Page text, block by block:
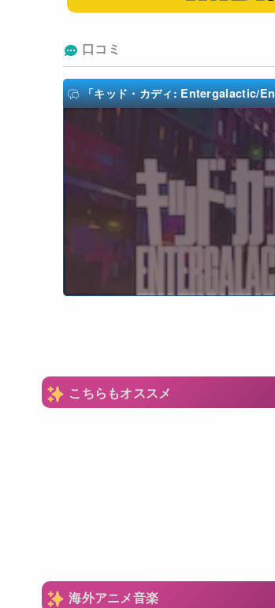
口コミ
「キッド・カディ: Entergalactic/
こちらもオススメ
海外アニメ音楽